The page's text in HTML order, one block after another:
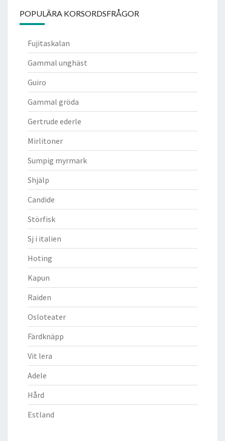
POPULÄRA KORSORDSFRÅGOR
Fujitaskalan
Gammal unghäst
Guiro
Gammal gröda
Gertrude ederle
Mirlitoner
Sumpig myrmark
Shjälp
Candide
Störfisk
Sj i italien
Hoting
Kapun
Raiden
Osloteater
Färdknäpp
Vit lera
Adele
Hård
Estland